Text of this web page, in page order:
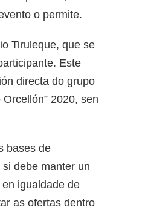
o permite.
Tiruleque, que se
Este
directa do grupo
2020, sen
bases de
debe manter un
igualdade de
as ofertas dentro